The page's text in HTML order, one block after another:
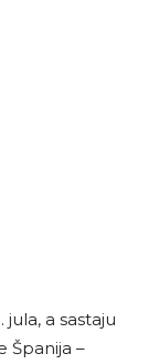
jula, a sastaju
Španija –